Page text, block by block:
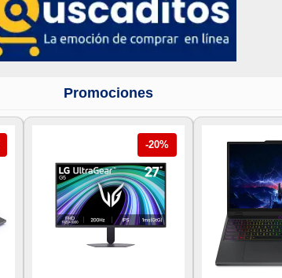
Promociones
-20%